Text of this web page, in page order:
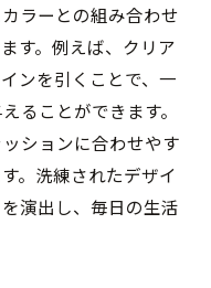
ラーとの組み合わせ
す。例えば、クリア
ンを引くことで、一
ることができます。
ションに合わせやす
。洗練されたデザイ
演出し、毎日の生活